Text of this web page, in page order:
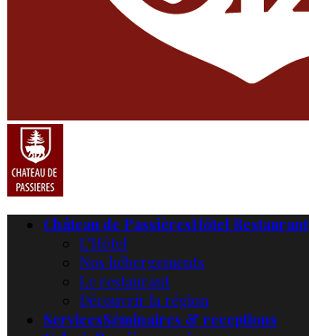
Château de PassièresHôtel Restaurant
L’Hôtel
Nos hébergements
Le restaurant
Découvrir la région
ServicesSéminaires & receptions